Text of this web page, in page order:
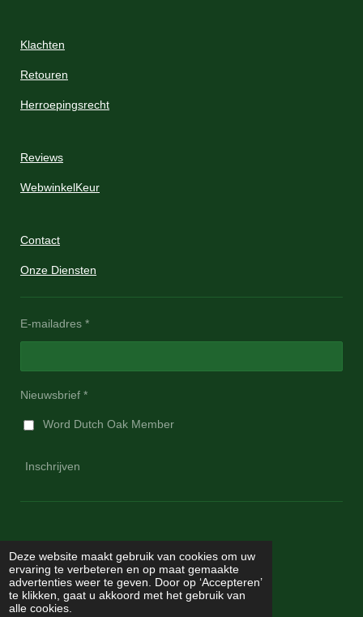
Deze website maakt gebruik van cookies om uw
ervaring te verbeteren en op maat gemaakte
advertenties weer te geven. Door op ‘Accepteren’
te klikken, gaat u akkoord met het gebruik van
alle cookies.
Klachten
Retouren
Herroepingsrecht
Reviews
WebwinkelKeur
Contact
Onze Diensten
E-mailadres *
Nieuwsbrief *
Word Dutch Oak Member
Inschrijven
I
F